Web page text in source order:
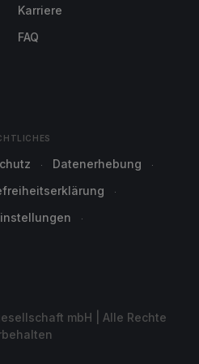
Karriere
FAQ
Datenerhebung
mbH | Alle Rechte